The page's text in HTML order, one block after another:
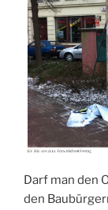
Darf man den
den